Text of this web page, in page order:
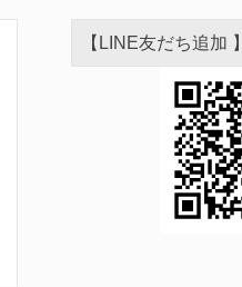
【LINE友だち追加 】